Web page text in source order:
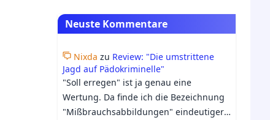
Neuste Kommentare
Nixda zu Review: "Die umstrittene
Jagd auf Pädokriminelle"
"Soll erregen" ist ja genau eine
Wertung. Da finde ich die Bezeichnung
"Mißbrauchsabbildungen" eindeutiger: